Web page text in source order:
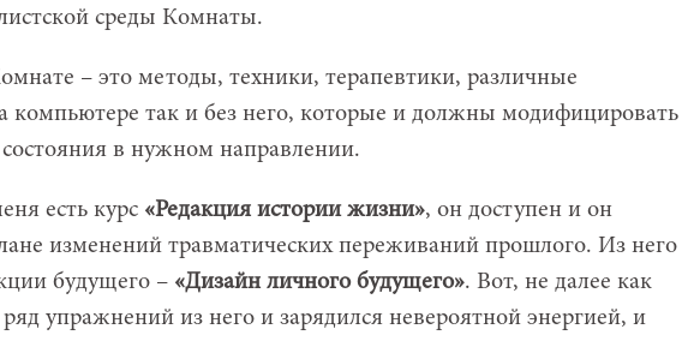
среды Комнаты.
– это методы, техники, терапевтики, различные
компьютере так и без него, которые и должны модифицировать
в нужном направлении.
есть курс «Редакция истории жизни», он доступен и он
изменений травматических переживаний прошлого. Из него
будущего – «Дизайн личного будущего». Вот, не далее как
упражнений из него и зарядился невероятной энергией, и